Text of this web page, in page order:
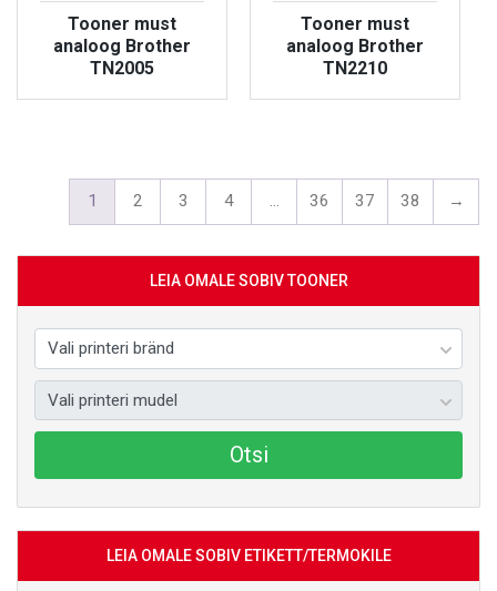
Tooner must
analoog Brother
TN2005
Tooner must
analoog Brother
TN2210
1 2 3 4 … 36 37 38 →
LEIA OMALE SOBIV TOONER
Otsi
LEIA OMALE SOBIV ETIKETT/TERMOKILE